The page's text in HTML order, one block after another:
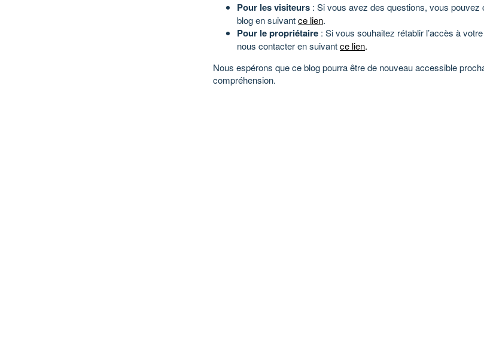
Pour les visiteurs : Si vous avez des questions, vous pouvez
blog en suivantce lien.
Pour le propriétaire : Si vous souhaitez rétablir l’accès à
nous contacter en suivantce lien.
Nous espérons que ce blog pourra être de nouveau accessible
compréhension.